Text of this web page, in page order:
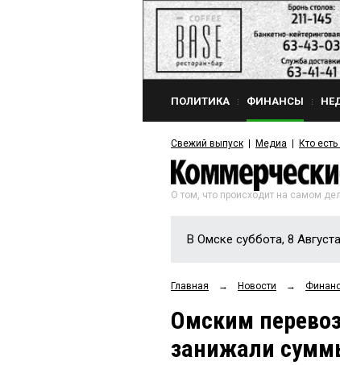
ПОЛИТИКА ФИНАНСЫ
Свежий выпуск Медиа Кто есть
О том, что происходит на самом
В Омске суббота, 8 Августа
Главная → Новости →
Омским
занижали